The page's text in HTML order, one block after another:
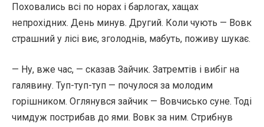
Поховались всі по норах і барлогах, хащах
непрохідних. День минув. Другий. Коли чують — Вовк
страшний у лісі виє, зголоднів, мабуть, поживу шукає.
— Ну, вже час, — сказав Зайчик. Затремтів і вибіг на
галявину. Туп-туп-туп — почулося за молодим
горішником. Оглянувся зайчик — Вовчисько суне. Тоді
чимдуж пострибав до ями. Вовк за ним. Стрибнув